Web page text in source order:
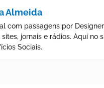
Almeida
com passagens por
jornais e rádios. Aqui
Sociais.